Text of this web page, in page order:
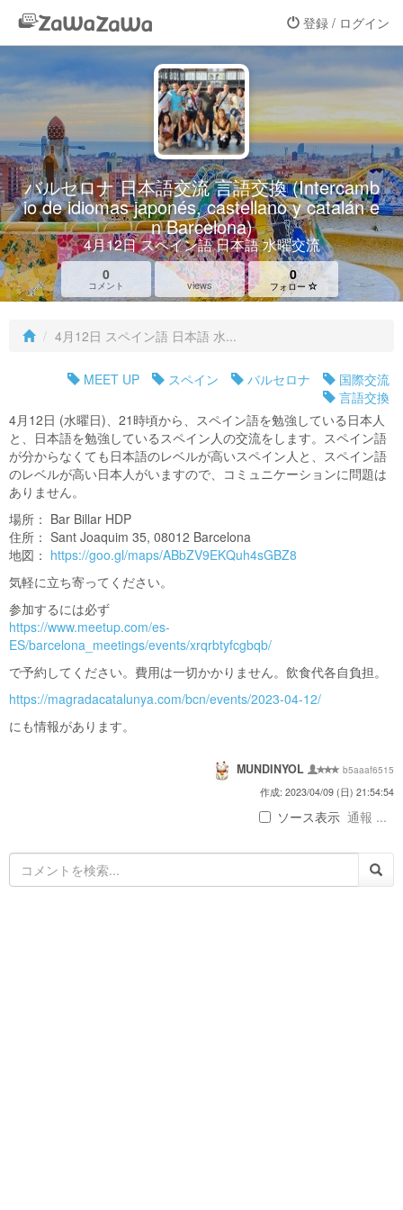
登録 / ログイン
バルセロナ 日本語交流 言語交換 (Intercamb
io de idiomas japonés, castellano y catalán e
n Barcelona)
4月12日 スペイン語 日本語 水曜交流
0
コメント views
0
フォロー
4月12日 スペイン語 日本語 水...
MEET UP スペイン バルセロナ
国際交流
言語交換
4月12日 (水曜日)、21時頃から、スペイン語を勉強している日本人
と、日本語を勉強しているスペイン人の交流をします。スペイン語
が分からなくても日本語のレベルが高いスペイン人と、スペイン語
のレベルが高い日本人がいますので、コミュニケーションに問題は
ありません。
場所： Bar Billar HDP
住所： Sant Joaquim 35, 08012 Barcelona
地図： https://goo.gl/maps/ABbZV9EKQuh4sGBZ8
気軽に立ち寄ってください。
参加するには必ず
https://www.meetup.com/es-
ES/barcelona_meetings/events/xrqrbtyfcgbqb/
で予約してください。費用は一切かかりません。飲食代各自負担。
https://magradacatalunya.com/bcn/events/2023-04-12/
にも情報があります。
MUNDINYOL
b5aaaf6515
作成: 2023/04/09 (日) 21:54:54
ソース表示 通報 ...